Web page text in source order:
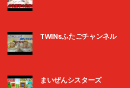
TWINsふたごチャンネル
まいぜんシスターズ